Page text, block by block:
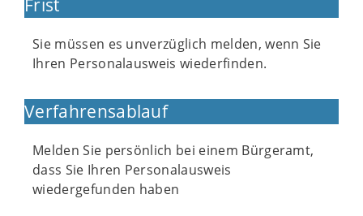
Frist
Sie müssen es unverzüglich melden, wenn Sie
Ihren Personalausweis wiederfinden.
Verfahrensablauf
Melden Sie persönlich bei einem Bürgeramt,
dass Sie Ihren Personalausweis
wiedergefunden haben